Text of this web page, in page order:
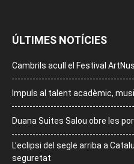
ÚLTIMES NOTÍCIES
Cambrils acull el Festival ArtNus
Impuls al talent acadèmic,
Duana Suites Salou obre les
L’eclipsi del segle arriba a
seguretat